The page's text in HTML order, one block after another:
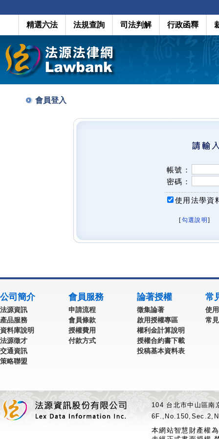
精選六法 法規查詢 司法判解 行政函釋
會員登入
帳號：
密碼：
使用法學資
[勾選說明 ]
公司簡介
法源資訊
產品服務
資料庫說明
法源徵才
交通資訊
策略聯盟
會員服務
申請流程
會員條款
授權費用
付款方式
論著授權
徵集論著
啟用授權專區
權利金計算說明
授權合約書下載
投稿基本資料表
常
使
常
104 台北市中山區
本網站智慧財產權